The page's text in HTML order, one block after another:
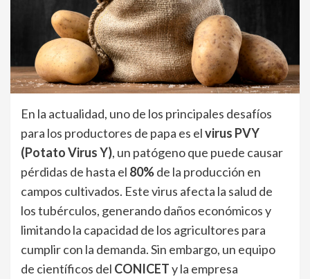
En la actualidad, uno de los principales desafíos
para los productores de papa es elvirus PVY
(Potato Virus Y), un patógeno que puede causar
pérdidas de hasta el 80%de la producción en
campos cultivados. Este virus afecta la salud de
los tubérculos, generando daños económicos y
limitando la capacidad de los agricultores para
cumplir con la demanda. Sin embargo, un equipo
de científicos del CONICETy la empresa